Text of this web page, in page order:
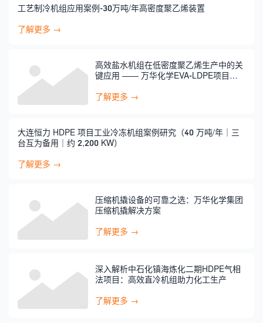
工艺制冷机组应用案例-30万吨/年高密度聚乙烯装置
了解更多 →
高效盐水机组在低密度聚乙烯生产中的关
键应用 —— 万华化学EVA-LDPE项目中
了解更多 →
大连恒力 HDPE 项目工业冷冻机组案例研究（40 万吨/年｜三
台互为备用｜约 2,200 KW）
了解更多 →
压缩机撬设备的可靠之选：万华化学集团
压缩机撬解决方案
了解更多 →
深入解析中石化镇海炼化二期HDPE气相
法项目：高效直冷机组助力化工生产
了解更多 →